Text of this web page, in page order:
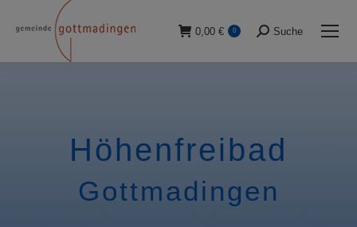
0,00 € 0 Suche:
Suche
Höhenfreibad
Gottmadingen